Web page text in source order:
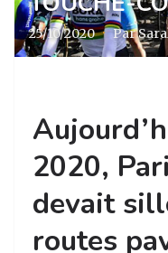
25/10/2020 · Par
2020,
devait
routes